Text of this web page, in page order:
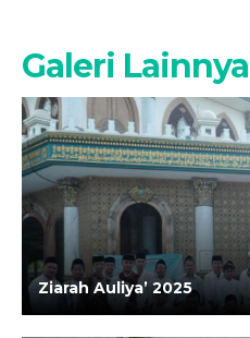
Galeri Lainnya
Ziarah Auliya’ 2025